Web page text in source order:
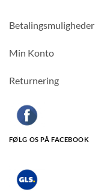
Betalingsmuligheder
Min Konto
Returnering
FØLG OS PÅ FACEBOOK